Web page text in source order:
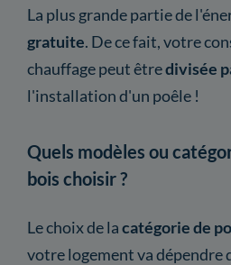
La plus grande partie de
gratuite. De ce fait, votre
chauffage peut êtredivisée
l'installation d'un poêle !
Quels modèles ou
bois choisir ?
Le choix de lacatégoriede
votre logement va dépendre